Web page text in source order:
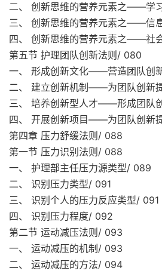
二、 创新思维的营养元素之——学
三、 创新思维的营养元素之——信
四、 创新思维的营养元素之——社
第五节 护理团队创新法则/ 080
一、 形成创新文化——营造团队创
二、 建立创新机制——为团队创新
三、 培养创新型人才——形成团队
四、 开展创新项目——为团队创新
第四章 压力舒缓法则/ 088
第一节 压力识别法则/ 088
一、 护理部主任压力源类型/ 089
二、 识别压力类型/ 091
三、 识别个人的压力反应类型/ 091
四、 识别压力程度/ 092
第二节 运动减压法则/ 093
一、 运动减压的机制/ 093
二、 运动减压的方法/ 094